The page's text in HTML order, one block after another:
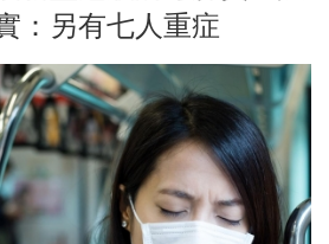
：另有七人重症